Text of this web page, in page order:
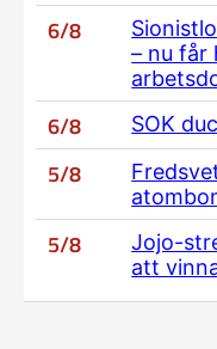
6/8
– nu får
6/8 SOK
5/8
5/8
Jojo-
att